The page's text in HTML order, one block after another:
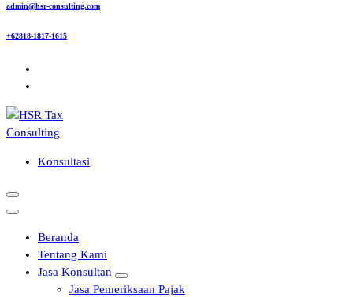
admin@hsr-consulting.com
+62818-1817-1615
Konsultasi
Beranda
Tentang Kami
Jasa Konsultan
Jasa Pemeriksaan Pajak